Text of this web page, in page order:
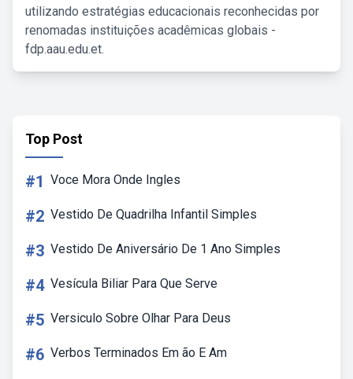
utilizando estratégias educacionais reconhecidas por
renomadas instituições acadêmicas globais -
fdp.aau.edu.et.
Top Post
#1 Voce Mora Onde Ingles
#2 Vestido De Quadrilha Infantil Simples
#3 Vestido De Aniversário De 1 Ano Simples
#4 Vesícula Biliar Para Que Serve
#5 Versiculo Sobre Olhar Para Deus
#6 Verbos Terminados Em ão E Am